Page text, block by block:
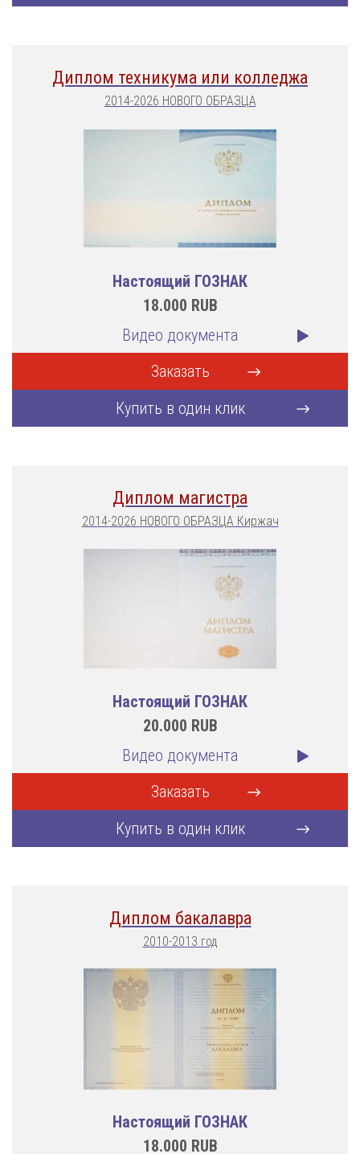
Диплом техникума или колледжа
2014-2026 НОВОГО ОБРАЗЦА
Настоящий ГОЗНАК
18.000 RUB
Видео документа
Заказать
Купить в один клик
Диплом магистра
2014-2026 НОВОГО ОБРАЗЦА Киржач
Настоящий ГОЗНАК
20.000 RUB
Видео документа
Заказать
Купить в один клик
Диплом бакалавра
2010-2013 год
Настоящий ГОЗНАК
18.000 RUB